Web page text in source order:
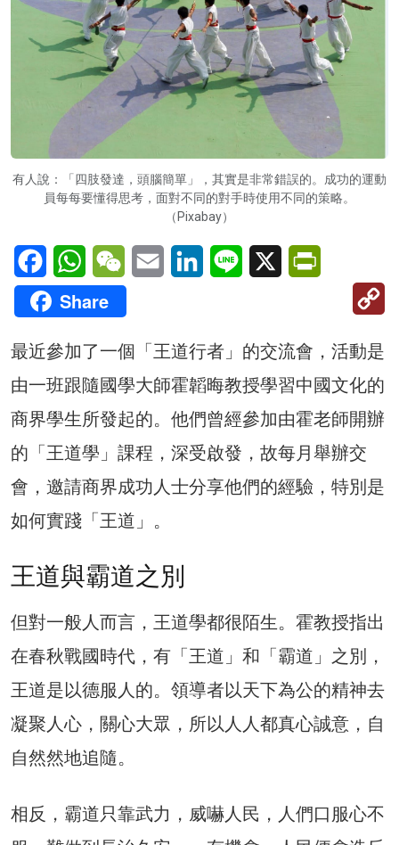
有人說：「四肢發達，頭腦簡單」，其實是非常錯誤的。成功的運動
員每每要懂得思考，面對不同的對手時使用不同的策略。
（Pixabay）
FacebookWhatsAppWeChatEmail LinkedInLine X
Share
最近參加了一個「王道行者」的交流會，活動是
由一班跟隨國學大師霍韜晦教授學習中國文化的
商界學生所發起的。他們曾經參加由霍老師開辦
的「王道學」課程，深受啟發，故每月舉辦交
會，邀請商界成功人士分享他們的經驗，特別是
如何實踐「王道」。
王道與霸道之別
但對一般人而言，王道學都很陌生。霍教授指出
在春秋戰國時代，有「王道」和「霸道」之別，
王道是以德服人的。領導者以天下為公的精神去
凝聚人心，關心大眾，所以人人都真心誠意，自
自然然地追隨。
相反，霸道只靠武力，威嚇人民，人們口服心不